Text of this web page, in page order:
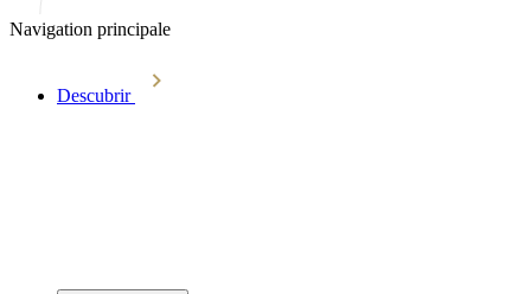
Navigation principale
Descubrir